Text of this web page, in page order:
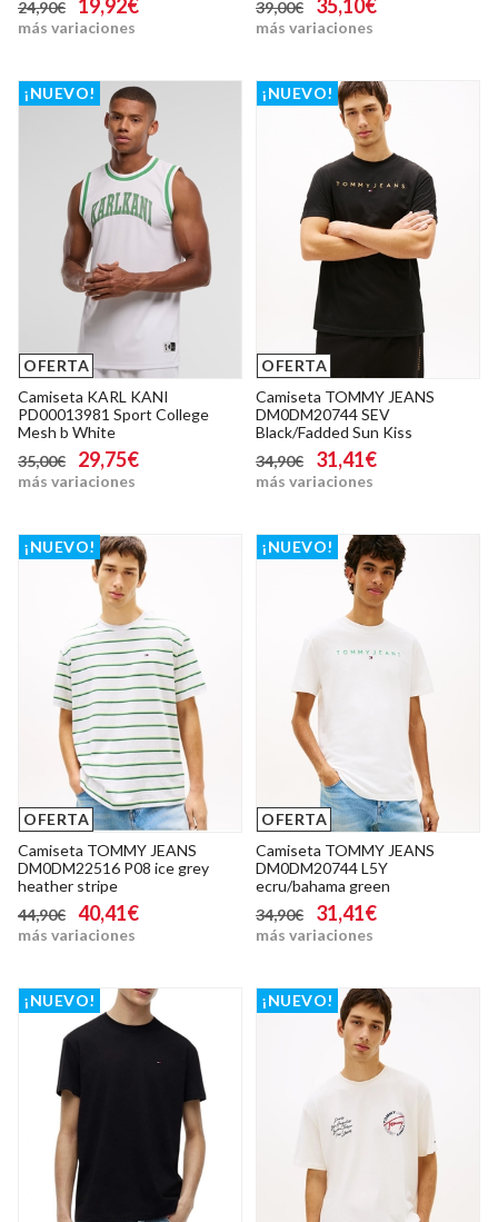
24,90€ 19,92€
más variaciones
39,00€ 35,10€
más variaciones
OFERTA
¡NUEVO!
Camiseta KARL KANI
PD00013981 Sport College
Mesh b White
35,00€
29,75€
más variaciones
OFERTA
¡NUEVO!
Camiseta TOMMY JEANS
DM0DM20744 SEV
Black/Fadded Sun Kiss
34,90€
31,41€
más variaciones
OFERTA
¡NUEVO!
Camiseta TOMMY JEANS
DM0DM22516 P08 ice grey
heather stripe
44,90€
40,41€
más variaciones
OFERTA
¡NUEVO!
Camiseta TOMMY JEANS
DM0DM20744 L5Y
ecru/bahama green
34,90€
31,41€
más variaciones
¡NUEVO! ¡NUEVO!